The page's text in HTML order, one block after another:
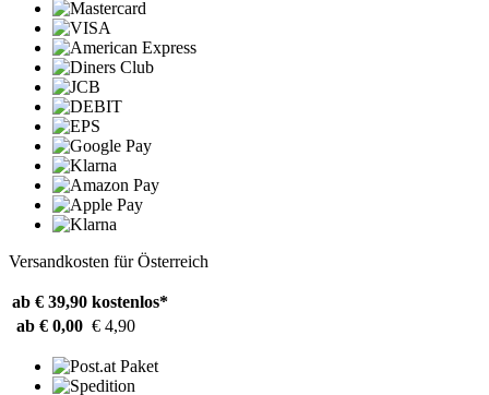
Versandkosten für Österreich
ab € 39,90 kostenlos*
ab € 0,00 € 4,90